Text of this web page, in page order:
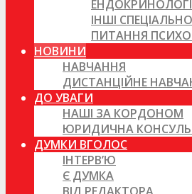
ІНШІ
ПИТАННЯ
НОВИНИ
НАВЧАННЯ
ДИСТАНЦІЙНЕ
ДО УВАГИ
НАШІ ЗА КОРДОНОМ
ЮРИДИЧНА
ДУМКИ ВГОЛОС
ІНТЕРВ’Ю
Є ДУМКА